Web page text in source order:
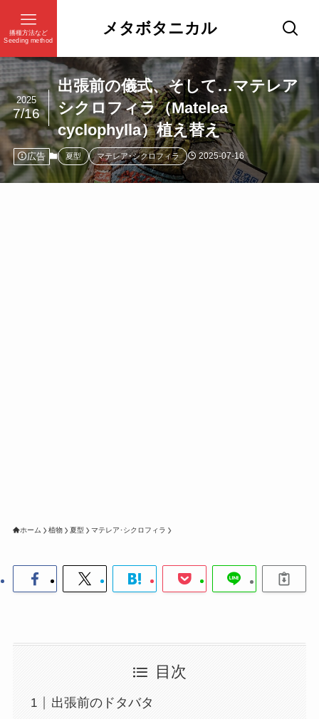
メタボタニカル
播種方法など
Seeding method
出張前の儀式、そして…マテレア
シクロフィラ（Matelea
cyclophylla）植え替え
2025
7/16
広告 夏型 マテレア･シクロフィラ 2025-07-16
ホーム 植物 夏型 マテレア･シクロフィラ
目次
出張前のドタバタ